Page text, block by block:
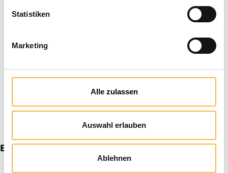
Statistiken
Marketing
Alle zulassen
Auswahl erlauben
Ablehnen
Bijenset Zander Deluxe